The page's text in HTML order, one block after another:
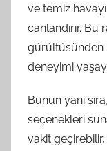
ve temiz
canlandırır. Bu
gürültüsünden
deneyimi
Bunun yanı
seçenekleri
vakit